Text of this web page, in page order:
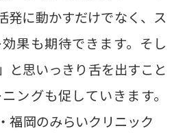
発に動かすだけでなく、ス
果も期待できます。そし
と思いっきり舌を出すこと
ングも促していきます。
福岡のみらいクリニック